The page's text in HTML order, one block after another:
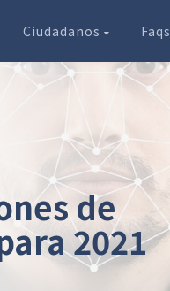
Ciudadanos Faqs
de
2021